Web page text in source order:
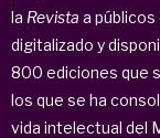
la Revista a
digitalizado y
800 ediciones que
los que se ha
vida intelectual del